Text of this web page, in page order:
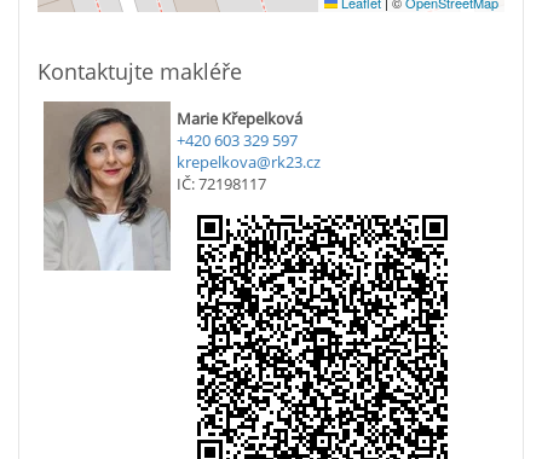
Kontaktujte makléře
Marie Křepelková
+420 603 329 597
krepelkova@rk23.cz
IČ: 72198117